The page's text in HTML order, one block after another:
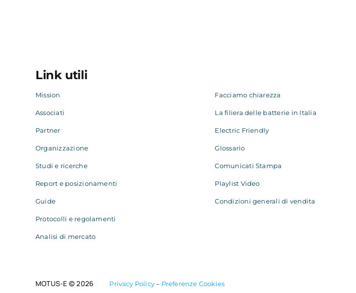
Link utili
Mission
Associati
Partner
Organizzazione
Studi e ricerche
Report e posizionamenti
Guide
Protocolli e regolamenti
Analisi di mercato
Facciamo chiarezza
La filiera delle batterie in Italia
Electric Friendly
Glossario
Comunicati Stampa
Playlist Video
Condizioni generali di vendita
MOTUS-E © 2026 Privacy Policy– Preferenze Cookies